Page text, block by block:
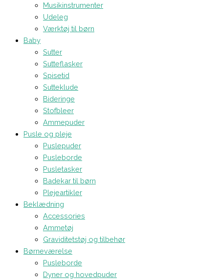
Musikinstrumenter
Udeleg
Værktøj til børn
Baby
Sutter
Sutteflasker
Spisetid
Sutteklude
Bideringe
Stofbleer
Ammepuder
Pusle og pleje
Puslepuder
Pusleborde
Pusletasker
Badekar til børn
Plejeartikler
Beklædning
Accessories
Ammetøj
Graviditetstøj og tilbehør
Børneværelse
Pusleborde
Dyner og hovedpuder